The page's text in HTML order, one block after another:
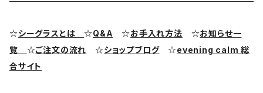
シーグラス リング・指輪
☆シーグラスとは☆Q&A ☆お手入れ方法 ☆お知らせ一
覧 ☆ご注文の流れ ☆ショップブログ ☆evening calm 総
合サイト